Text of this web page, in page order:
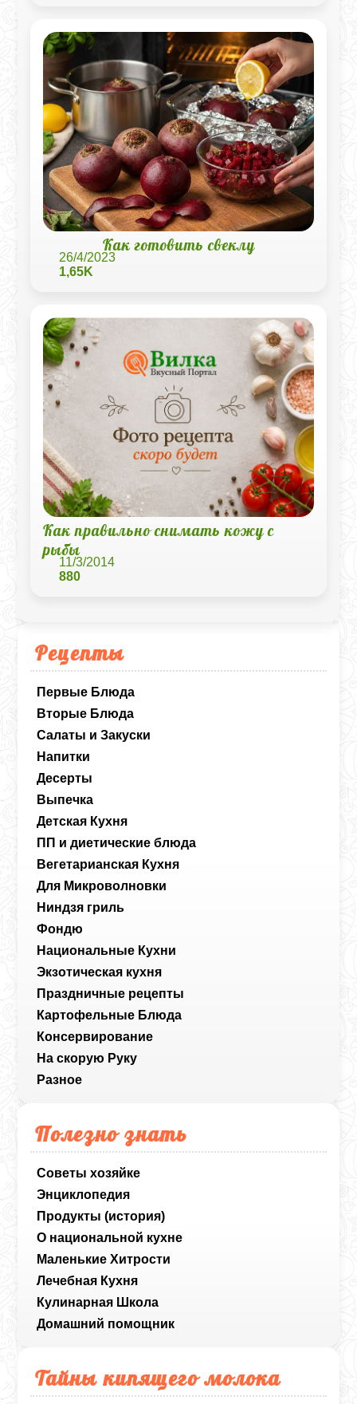
Рецепты
Первые Блюда
Вторые Блюда
Салаты и Закуски
Напитки
Десерты
Выпечка
Детская Кухня
ПП и диетические блюда
Вегетарианская Кухня
Для Микроволновки
Ниндзя гриль
Фондю
Национальные Кухни
Экзотическая кухня
Праздничные рецепты
Картофельные Блюда
Консервирование
На скорую Руку
Разное
Полезно знать
Советы хозяйке
Энциклопедия
Продукты (история)
О национальной кухне
Маленькие Хитрости
Лечебная Кухня
Кулинарная Школа
Домашний помощник
Тайны кипящего молока
Как готовить свеклу
26/4/2023
1,65K
Как правильно снимать кожу с
рыбы
11/3/2014
880